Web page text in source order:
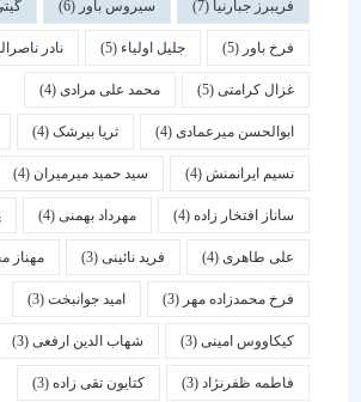
فریبرز جبارنیا(7) سیروس باور(6) گیتی اعتماد
فرخ باور(5) جلیل اولیاء(5) نادر ناصرالمعمار (5)
غزال کرامتی(5) محمد علی مرادی(4)
ابوالحسن میرعمادی(4) ثریا بیرشک(4) محمود
نسیم ایرانمنش(4) سید حمید میرمیران(4)
ساناز افتخار زاده(4) مهرداد بهمنی (4) پرویز
علی طاهری(4) فرید نائینی(3) مهناز محمودی(3)
فرخ محمدزاده مهر(3) امید جوانبخت(3)
کیکاووس امینی(3) شهاب الدین ارفعی(3)
فاطمه ظفرنژاد(3) کتایون تقی زاده(3)